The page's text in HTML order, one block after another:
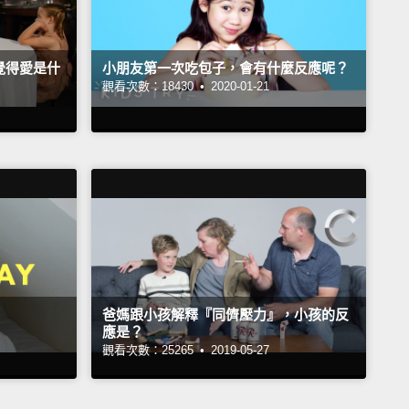
得愛是什 小朋友第一次吃包子，會有什麼反應呢？
觀看次數：18430 • 2020-01-21
爸媽跟小孩解釋『同儕壓力』，小孩的反
應是？
觀看次數：25265 • 2019-05-27